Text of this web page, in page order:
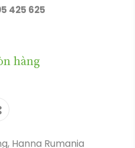
425 625
hàng
, Hanna Rumania